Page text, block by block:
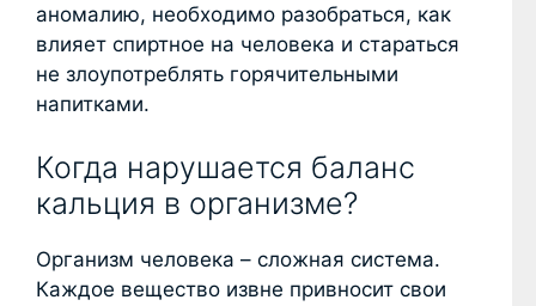
аномалию, необходимо разобраться, как
влияет спиртное на человека и стараться
не злоупотреблять горячительными
напитками.
Когда нарушается баланс
кальция в организме?
Организм человека – сложная система.
Каждое вещество извне привносит свои